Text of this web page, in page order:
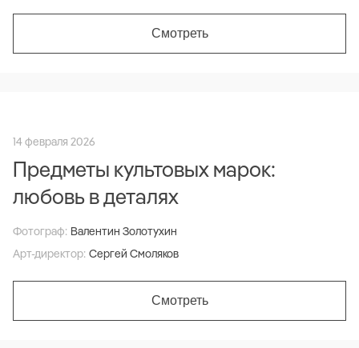
Смотреть
14 февраля 2026
Предметы культовых марок:
любовь в деталях
Фотограф: Валентин Золотухин
Арт-директор: Сергей Смоляков
Смотреть